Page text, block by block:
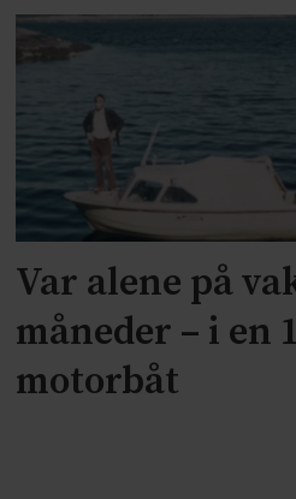
Var alene på
måneder – i en
motorbåt